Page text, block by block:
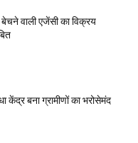
वाली एजेंसी का विक्रय
केंद्र बना ग्रामीणों का भरोसेमंद